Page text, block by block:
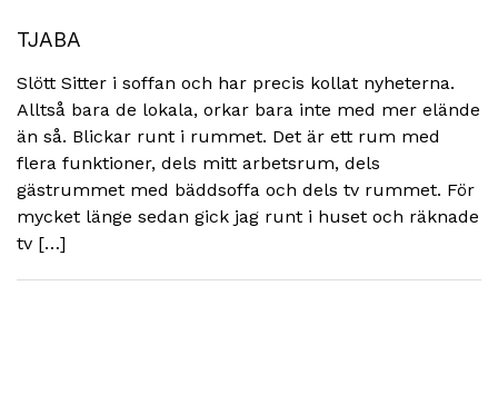
TJABA
Slött Sitter i soffan och har precis kollat nyheterna.
Alltså bara de lokala, orkar bara inte med mer elände
än så. Blickar runt i rummet. Det är ett rum med
flera funktioner, dels mitt arbetsrum, dels
gästrummet med bäddsoffa och dels tv rummet. För
mycket länge sedan gick jag runt i huset och räknade
tv […]